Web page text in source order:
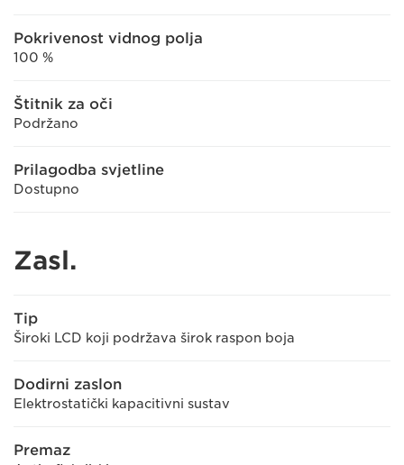
Pokrivenost vidnog polja
100 %
Štitnik za oči
Podržano
Prilagodba svjetline
Dostupno
Zasl.
Tip
Široki LCD koji podržava širok raspon boja
Dodirni zaslon
Elektrostatički kapacitivni sustav
Premaz